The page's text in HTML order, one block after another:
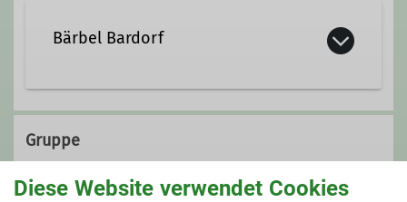
Bärbel Bardorf
Qualifikationen
Wanderleiter*in
Gruppe
Diese Website verwendet Cookies